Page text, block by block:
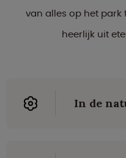
van alles op het park
heerlijk uit
In de